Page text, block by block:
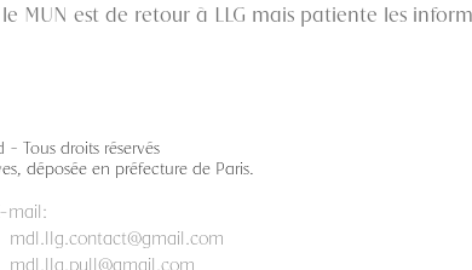
MUN est de retour à LLG mais patiente les
Tous droits réservés
déposée en préfecture de Paris.
mail:
mdl.llg.contact@gmail.com
mdl.llg.pull@gmail.com